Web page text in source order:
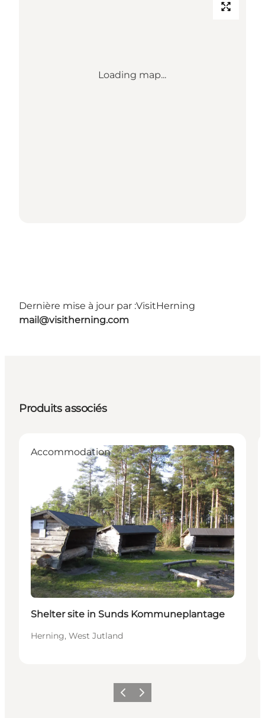
Loading map...
Dernière mise à jour par :VisitHerning
mail@visitherning.com
Produits associés
Accommodation
Shelter site in Sunds Kommuneplantage
Herning, West Jutland
PrécédentSuivant